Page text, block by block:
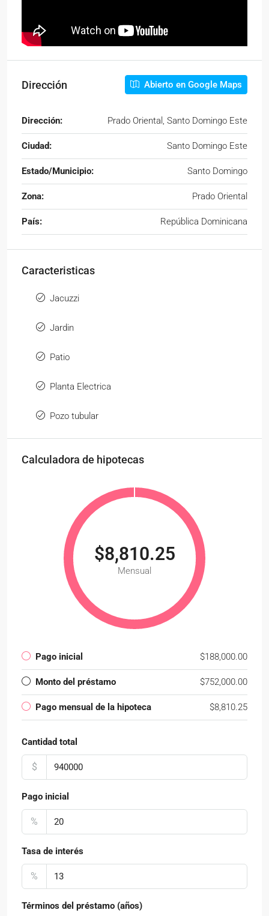
Dirección Abierto en Google Maps
Dirección: Prado Oriental, Santo Domingo Este
Ciudad: Santo Domingo Este
Estado/Municipio: Santo Domingo
Zona: Prado Oriental
País: República Dominicana
Caracteristicas
Jacuzzi
Jardin
Patio
Planta Electrica
Pozo tubular
Calculadora de hipotecas
$8,810.25
Mensual
Pago inicial $188,000.00
Monto del préstamo $752,000.00
Pago mensual de la hipoteca $8,810.25
Cantidad total
$
Pago inicial
%
Tasa de interés
%
Términos del préstamo (años)